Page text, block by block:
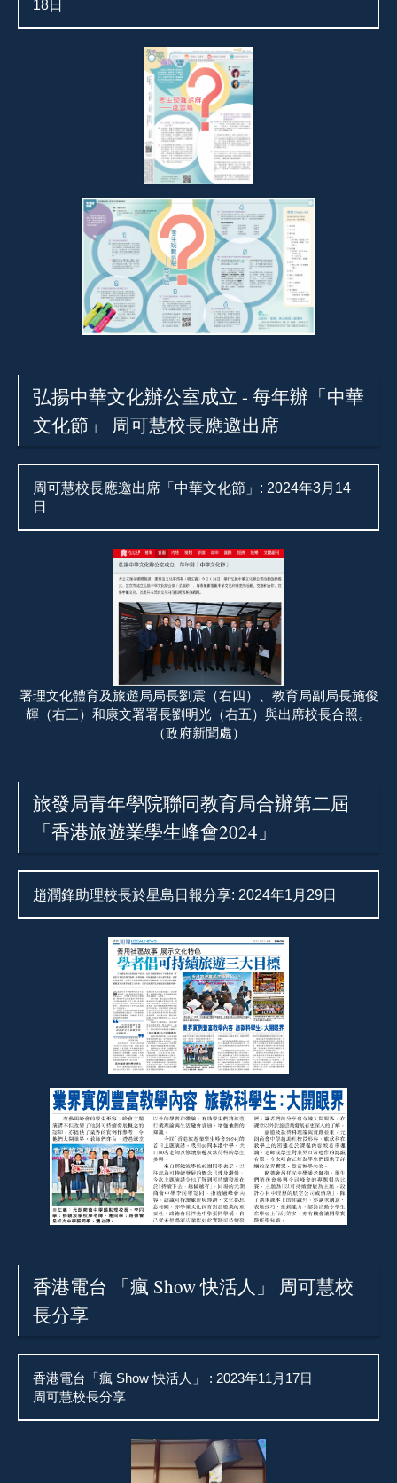
18日
弘揚中華文化辦公室成立 - 每年辦「中華
文化節」 周可慧校長應邀出席
周可慧校長應邀出席「中華文化節」: 2024年3月14
日
署理文化體育及旅遊局局長劉震（右四）、教育局副局長施俊
輝（右三）和康文署署長劉明光（右五）與出席校長合照。
（政府新聞處）
旅發局青年學院聯同教育局合辦第二屆
「香港旅遊業學生峰會2024」
趙潤鋒助理校長於星島日報分享: 2024年1月29日
香港電台 「瘋 Show 快活人」 周可慧校
長分享
香港電台「瘋 Show 快活人」 : 2023年11月17日
周可慧校長分享